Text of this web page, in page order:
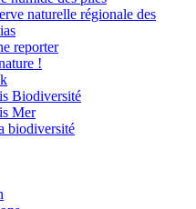
naturelle régionale des
reporter
!
Biodiversité
Mer
biodiversité